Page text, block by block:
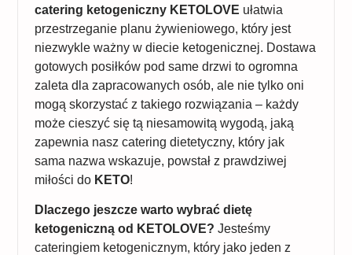
catering ketogeniczny KETOLOVE ułatwia
przestrzeganie planu żywieniowego, który jest
niezwykle ważny w diecie ketogenicznej. Dostawa
gotowych posiłków pod same drzwi to ogromna
zaleta dla zapracowanych osób, ale nie tylko oni
mogą skorzystać z takiego rozwiązania – każdy
może cieszyć się tą niesamowitą wygodą, jaką
zapewnia nasz catering dietetyczny, który jak
sama nazwa wskazuje, powstał z prawdziwej
miłości do KETO!
Dlaczego jeszcze warto wybrać dietę
ketogeniczną od KETOLOVE? Jesteśmy
cateringiem ketogenicznym, który jako jeden z